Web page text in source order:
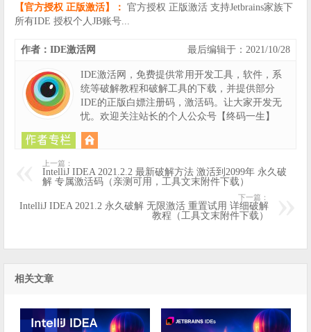
【官方授权 正版激活】： 官方授权 正版激活 支持Jetbrains家族下
所有IDE 授权个人JB账号...
最后编辑于：2021/10/28
作者：IDE激活网
IDE激活网，免费提供常用开发工具，软件，系
统等破解教程和破解工具的下载，并提供部分
IDE的正版白嫖注册码，激活码。让大家开发无
忧。欢迎关注站长的个人公众号【终码一生】
上一篇：
IntelliJ IDEA 2021.2.2 最新破解方法 激活到2099年 永久破
解 专属激活码（亲测可用，工具文末附件下载）
下一篇：
IntelliJ IDEA 2021.2 永久破解 无限激活 重置试用 详细破解
教程（工具文末附件下载）
相关文章